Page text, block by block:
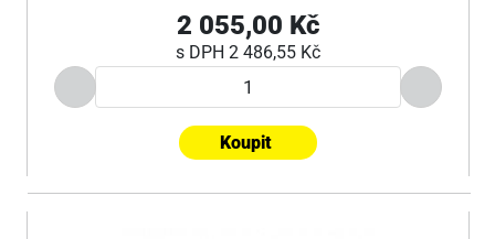
2 055,00 Kč
s DPH 2 486,55 Kč
Koupit